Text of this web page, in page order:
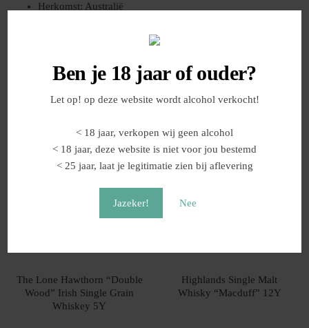
Ben je 18 jaar of ouder?
Let op! op deze website wordt alcohol verkocht!
< 18 jaar, verkopen wij geen alcohol
< 18 jaar, deze website is niet voor jou bestemd
< 25 jaar, laat je legitimatie zien bij aflevering
Jazeker! Nee
Herkomst: Australië
Rijping: 11 jaar eikenhout + finish Syrah, Cabernet
Alcoholpercentage: 42% vol.
The Lone Hawthorn “Double
Wood” Irish Single Grain
Whiskey 5Y
Highlands Single Malt
Whisky “Macduff” 12Y